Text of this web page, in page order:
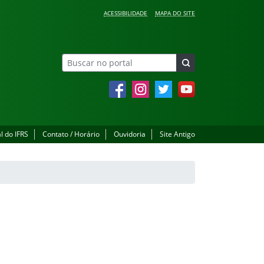
ACESSIBILIDADE MAPA DO SITE
FacebookInstagramTwitter YouTube
do IFRS Contato / Horário Ouvidoria Site Antigo